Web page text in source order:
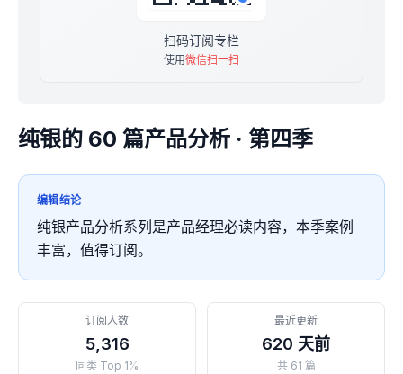
扫码订阅专栏
使用微信扫一扫
纯银的 60 篇产品分析 · 第四季
编辑结论
纯银产品分析系列是产品经理必读内容，本季案例
丰富，值得订阅。
订阅人数
5,316
同类 Top 1%
最近更新
620 天前
共 61 篇